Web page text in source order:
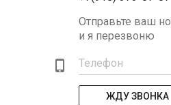
Отправьте ваш
и я перезвоню
Телефон
ЖДУ ЗВОНКА